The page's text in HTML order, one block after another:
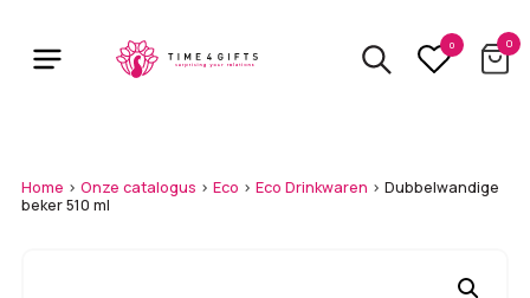
main
0 0
Home > Onze catalogus > Eco > Eco Drinkwaren > Dubbelwandige
beker 510 ml